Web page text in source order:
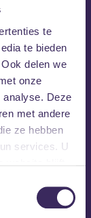
te
te bieden
delen we
onze
analyse. Deze
met andere
ze hebben
services. U